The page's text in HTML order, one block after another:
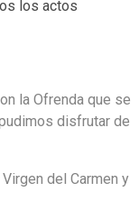
los actos
la Ofrenda que se
disfrutar de
del Carmen y